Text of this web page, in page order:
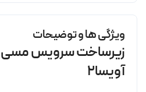
ویژگی ها و توضیحات
زیرساخت سرویس مسی
آویسا2